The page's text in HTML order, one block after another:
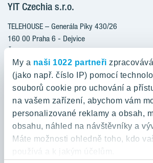
My a naši 1022 partneři
(jako např. číslo IP) pomocí
souborů cookie pro uchování a
na vašem zařízení, abychom vám
personalizované reklamy a obsah,
obsahu, náhled na návštěvníky a
Máte možnosti ohledně toho, kdo
Aktuality
Blog
Kariéra
O nás
YIT PLUS
RANTA Barrandov III
RANTA Barrandov IV
TOIVO Roztyly II
KALEVALA
VIRTA Kladno
KATTILA Kamýk
ROSALA
YIT Czechia s.r.o.
TELEHOUSE – Generála Píky 430/26
160 00 Praha 6 - Dejvice
Česká republika
800 200 666
domov@yit.cz
Telefon na centrální recepci:
+420 224 318 261